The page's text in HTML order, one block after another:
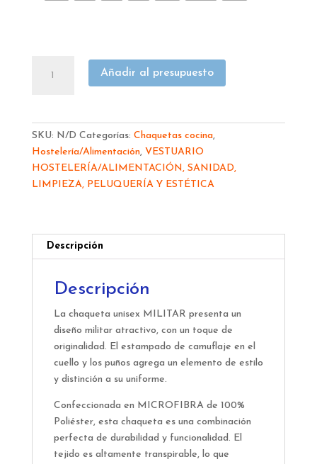
COCINA
947400
Añadir al presupuesto
SKU: N/D Categorías: Chaquetas cocina,
Hostelería/Alimentación, VESTUARIO
HOSTELERÍA/ALIMENTACIÓN, SANIDAD,
LIMPIEZA, PELUQUERÍA Y ESTÉTICA
Descripción
Descripción
La chaqueta unisex MILITAR presenta un
diseño militar atractivo, con un toque de
originalidad. El estampado de camuflaje en el
cuello y los puños agrega un elemento de estilo
y distinción a su uniforme.
Confeccionada en MICROFIBRA de 100%
Poliéster, esta chaqueta es una combinación
perfecta de durabilidad y funcionalidad. El
tejido es altamente transpirable, lo que